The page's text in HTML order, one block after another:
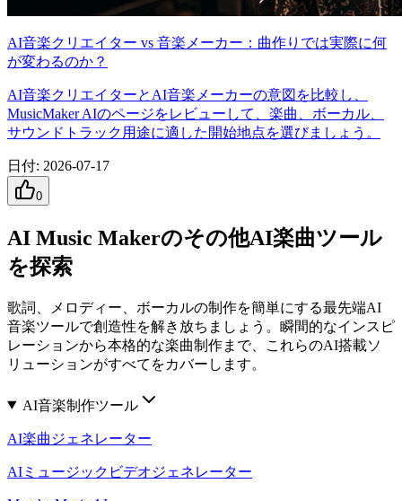
AI音楽クリエイター vs 音楽メーカー：曲作りでは実際に何
が変わるのか？
AI音楽クリエイターとAI音楽メーカーの意図を比較し、
MusicMaker AIのページをレビューして、楽曲、ボーカル、
サウンドトラック用途に適した開始地点を選びましょう。
日付: 2026-07-17
0
AI Music Makerのその他AI楽曲ツール
を探索
歌詞、メロディー、ボーカルの制作を簡単にする最先端AI
音楽ツールで創造性を解き放ちましょう。瞬間的なインスピ
レーションから本格的な楽曲制作まで、これらのAI搭載ソ
リューションがすべてをカバーします。
AI音楽制作ツール
AI楽曲ジェネレーター
AIミュージックビデオジェネレーター